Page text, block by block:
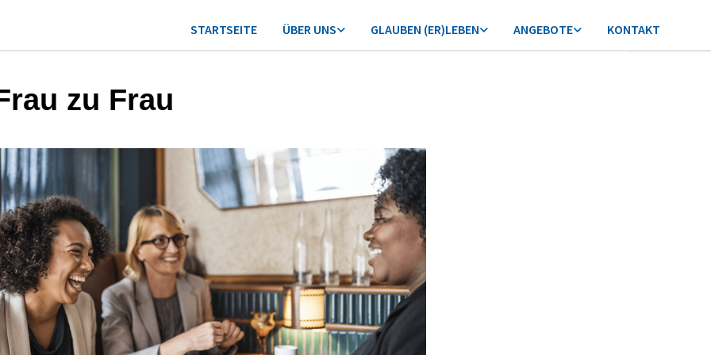
STARTSEITE ÜBER UNS GLAUBEN (ER)LEBEN ANGEBOTE KONTAKT
zu Frau